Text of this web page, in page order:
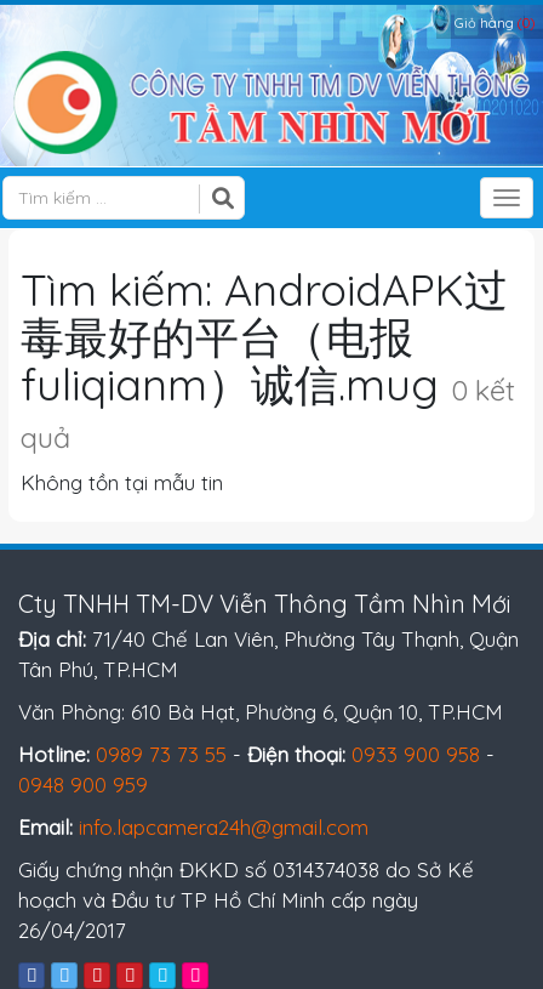
Giỏ hàng (0)
Tìm kiếm: AndroidAPK过
毒最好的平台（电报
fuliqianm）诚信.mug 0 kết
quả
Không tồn tại mẫu tin
Cty TNHH TM-DV Viễn Thông Tầm Nhìn Mới
Địa chỉ: 71/40 Chế Lan Viên, Phường Tây Thạnh, Quận
Tân Phú, TP.HCM
Văn Phòng: 610 Bà Hạt, Phường 6, Quận 10, TP.HCM
Hotline: 0989 73 73 55 - Điện thoại: 0933 900 958 -
0948 900 959
Email: info.lapcamera24h@gmail.com
Giấy chứng nhận ĐKKD số 0314374038 do Sở Kế
hoạch và Đầu tư TP Hồ Chí Minh cấp ngày
26/04/2017